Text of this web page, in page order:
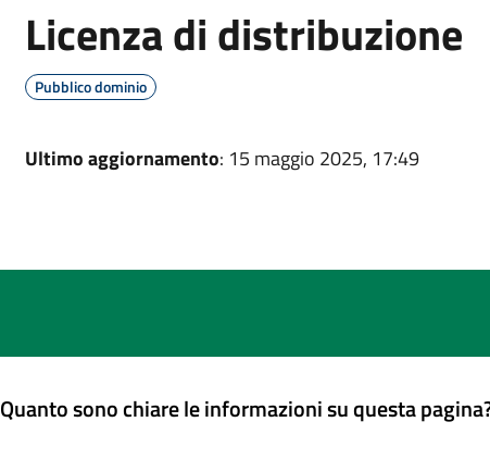
Licenza di distribuzione
Pubblico dominio
Ultimo aggiornamento: 15 maggio 2025, 17:49
Quanto sono chiare le informazioni su questa